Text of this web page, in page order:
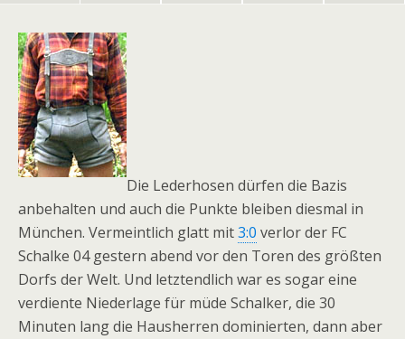
Die Lederhosen dürfen die Bazis
anbehalten und auch die Punkte bleiben diesmal in
München. Vermeintlich glatt mit3:0 verlor der FC
Schalke 04 gestern abend vor den Toren des größten
Dorfs der Welt. Und letztendlich war es sogar eine
verdiente Niederlage für müde Schalker, die 30
Minuten lang die Hausherren dominierten, dann aber